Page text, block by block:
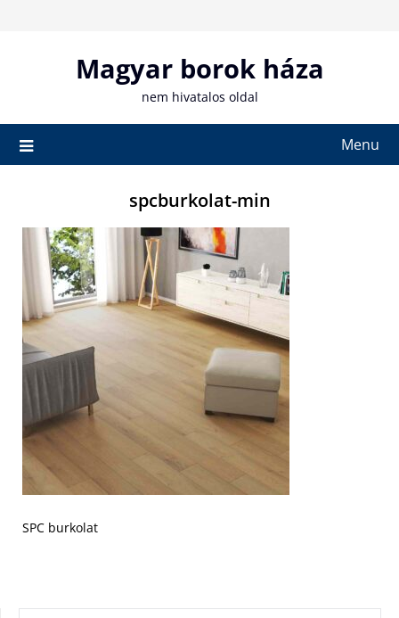
Magyar borok háza
nem hivatalos oldal
Menu
spcburkolat-min
SPC burkolat